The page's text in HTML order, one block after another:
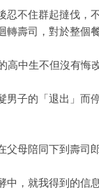
忍不住群起撻伐，
轉壽司，對於整個
高中生不但沒有悔
男子的「退出」而
父母陪同下到壽司
中，就我得到的信